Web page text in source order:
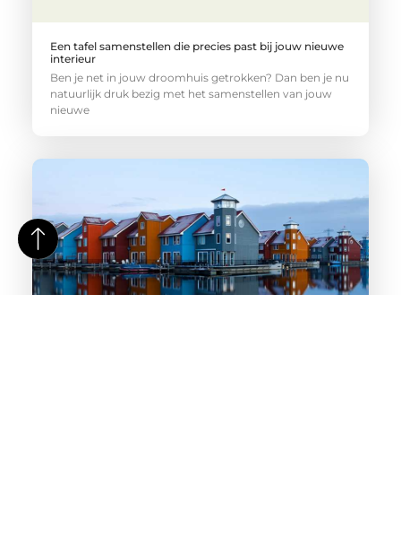
Een tafel samenstellen die precies past bij jouw nieuwe
interieur
Ben je net in jouw droomhuis getrokken? Dan ben je nu
natuurlijk druk bezig met het samenstellen van jouw
nieuwe